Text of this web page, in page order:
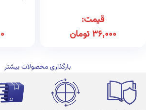
قیمت:
36,000تومان
بارگذاری محصولات بیشتر